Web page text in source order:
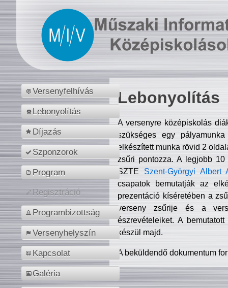
Versenyfelhívás
Lebonyolítás
Díjazás
Szponzorok
Program
Regisztráció
Programbizottság
Versenyhelyszín
Kapcsolat
Galéria
Lebonyolítás
A versenyre középiskolás
szükséges egy
elkészített munka rövid 2
zsűri pontozza. A legjobb
SZTE Szent-Györgyi Albert
csapatok bemutatják az
prezentáció kíséretében a
verseny zsűrije és a
észrevételeiket. A
készül majd.
A beküldendő dokumentum